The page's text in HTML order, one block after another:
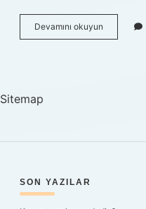
Devamını okuyun
Yıllık
Sitemap
SIDEBAR
SON YAZILAR